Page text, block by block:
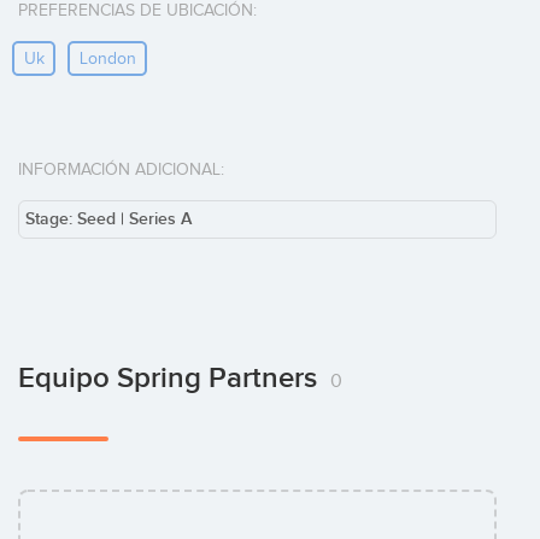
PREFERENCIAS DE UBICACIÓN:
Uk London
INFORMACIÓN ADICIONAL:
Stage: Seed | Series A
Equipo Spring Partners 0